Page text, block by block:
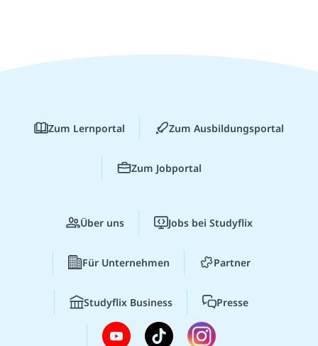
Zum Lernportal Zum Ausbildungsportal
Zum Jobportal
Über uns Jobs bei Studyflix
Für Unternehmen Partner
Studyflix Business Presse